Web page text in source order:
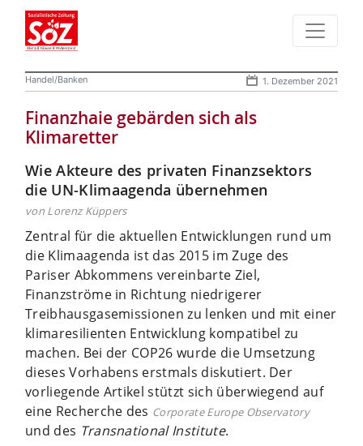
Handel/Banken 1. Dezember 2021
Finanzhaie gebärden sich als
Klimaretter
Wie Akteure des privaten Finanzsektors
die UN-Klimaagenda übernehmen
von Lorenz Küppers
Zentral für die aktuellen Entwicklungen rund um
die Klimaagenda ist das 2015 im Zuge des
Pariser Abkommens vereinbarte Ziel,
Finanzströme in Richtung niedrigerer
Treibhausgasemissionen zu lenken und mit einer
klimaresilienten Entwicklung kompatibel zu
machen. Bei der COP26 wurde die Umsetzung
dieses Vorhabens erstmals diskutiert. Der
vorliegende Artikel stützt sich überwiegend auf
eine Recherche des Corporate Europe Observatory
und des Transnational Institute.